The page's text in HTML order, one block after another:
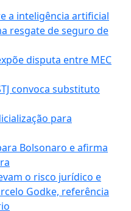
a inteligência artificial
resgate de seguro de
disputa entre MEC
convoca substituto
para
Bolsonaro e afirma
o risco jurídico e
Godke, referência